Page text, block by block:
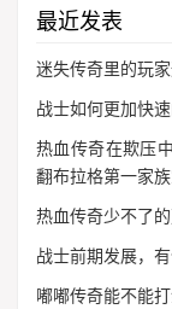
最近发表
迷失传奇里的玩
战士如何更加快速
热血传奇在欺压
翻布拉格第一家
热血传奇少不了
战士前期发展，
嘟嘟传奇能不能打